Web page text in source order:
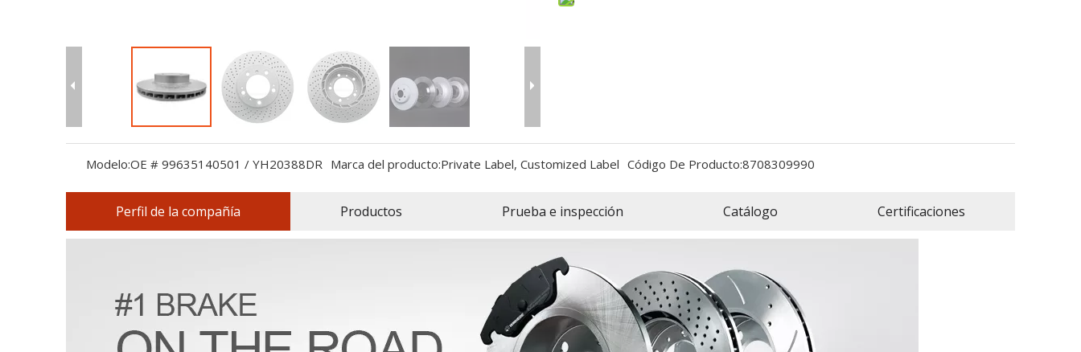
Modelo:OE # 99635140501 / YH20388DR Marca del producto:Private Label, Customized Label Código De Producto:8708309990
Perfil de la compañía Productos Prueba e inspección Catálogo Certificaciones